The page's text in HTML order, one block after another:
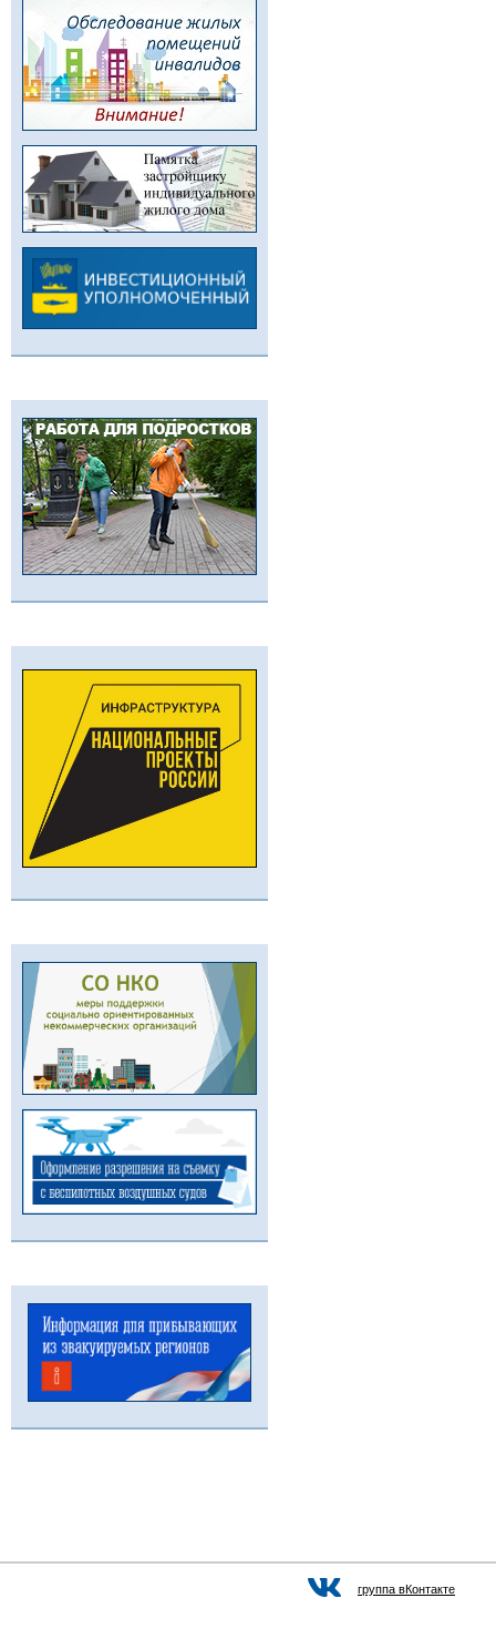
группа вКонтакте